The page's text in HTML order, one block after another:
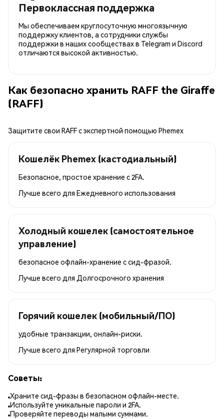
Первоклассная поддержка
Мы обеспечиваем круглосуточную многоязычную
поддержку клиентов, а сотрудники службы
поддержки в наших сообществах в Telegram и Discord
отличаются высокой активностью.
Как безопасно хранить RAFF the Giraffe
(RAFF)
Защитите свои RAFF с экспертной помощью Phemex
Кошелёк Phemex (кастодиальный)
Безопасное, простое хранение с 2FA.
Лучше всего для Ежедневного использования
Холодный кошелек (самостоятельное
управление)
безопасное офлайн-хранение с сид-фразой.
Лучше всего для Долгосрочного хранения
Горячий кошелек (мобильный/ПО)
удобные транзакции, онлайн-риски.
Лучше всего для Регулярной торговли
Советы:
Храните сид-фразы в безопасном офлайн-месте.
Используйте уникальные пароли и 2FA.
Проверяйте переводы малыми суммами.